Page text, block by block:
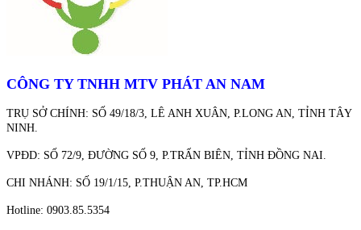
CÔNG TY TNHH MTV PHÁT AN NAM
TRỤ SỞ CHÍNH: SỐ 49/18/3, LÊ ANH XUÂN, P.LONG AN, TỈNH TÂY
NINH.
VPĐD: SỐ 72/9, ĐƯỜNG SỐ 9, P.TRẤN BIÊN, TỈNH ĐỒNG NAI.
CHI NHÁNH: SỐ 19/1/15, P.THUẬN AN, TP.HCM
Hotline: 0903.85.5354